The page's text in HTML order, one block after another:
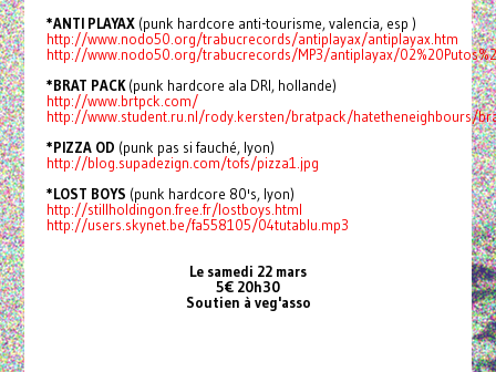
*ANTI PLAYAX (punk hardcore anti-tourisme, valencia, esp )
http://www.nodo50.org/trabucrecords/antiplayax/antiplayax.htm
http://www.nodo50.org/trabucrecords/MP3/antiplayax/
*BRAT PACK(punk hardcore ala DRI, hollande)
http://www.brtpck.com/
http://www.student.ru.nl/rody.kersten/bratpack/hatetheneighbours/
*PIZZA OD (punk pas si fauché, lyon)
http://blog.supadezign.com/tofs/pizza1.jpg
*LOST BOYS (punk hardcore 80's, lyon)
http://stillholdingon.free.fr/lostboys.html
http://users.skynet.be/fa558105/04tutablu.mp3
Le samedi 22 mars
5€ 20h30
Soutien à veg'asso